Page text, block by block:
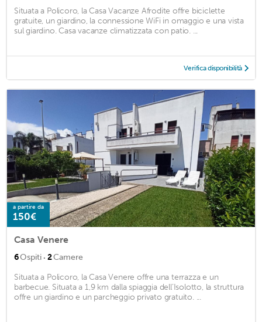
Situata a Policoro, la Casa Vacanze Afrodite offre biciclette
gratuite, un giardino, la connessione WiFi in omaggio e una vista
sul giardino. Casa vacanze climatizzata con patio. ...
Verifica disponibilità
a partire da
150€
Casa Venere
6Ospiti · 2Camere
Situata a Policoro, la Casa Venere offre una terrazza e un
barbecue. Situata a 1,9 km dalla spiaggia dell’Isolotto, la struttura
offre un giardino e un parcheggio privato gratuito. ...